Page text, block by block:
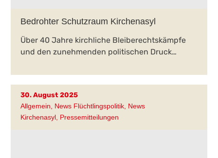
Bedrohter Schutzraum Kirchenasyl
Über 40 Jahre kirchliche Bleiberechtskämpfe
und den zunehmenden politischen Druck…
30. August 2025
Allgemein, News Flüchtlingspolitik, News
Kirchenasyl, Pressemitteilungen